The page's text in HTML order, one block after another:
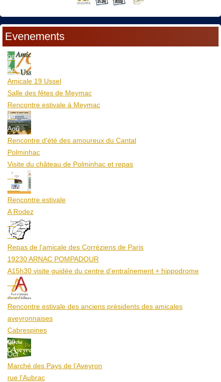
Evenements
08
Aoû
Amicale 19 Ussel
Salle des fêtes de Meymac
Rencontre estivale à Meymac
10
Aoû
Rencontre d'été des amoureux du Cantal
Polminhac
Visite du château de Polminhac et repas
12
Aoû
Rencontre estivale
A Rodez
23
Aoû
Repas de l'amicale des Corréziens de Paris
19230 ARNAC POMPADOUR
A15h30 visite guidée du centre d’entraînement + hippodrome
25
Aoû
Rencontre estivale des anciens présidents des amicales
aveyronnaises
Cabrespines
09
Oct
Marché des Pays de l’Aveyron
rue l'Aubrac